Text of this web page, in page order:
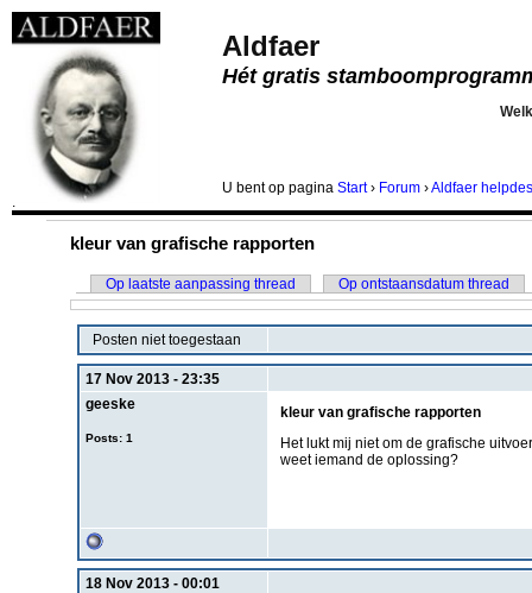
Aldfaer
Hét gratis
U bentop pagina Start› Forum ›Aldfaer
.
kleur van grafische rapporten
Op laatste aanpassing thread Op ontstaansdatum thread
Posten niet toegestaan
17 Nov 2013 - 23:35
geeske
Posts: 1
kleur van grafische rapporten
Het lukt mij niet om de grafische
weet iemand de oplossing?
18 Nov 2013 - 00:01